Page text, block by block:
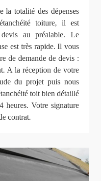
la totalité des dépenses
toiture, il est
au préalable. Le
est très rapide. Il vous
de demande de devis :
A la réception de votre
du projet puis nous
toit bien détaillé
heures. Votre signature
contrat.